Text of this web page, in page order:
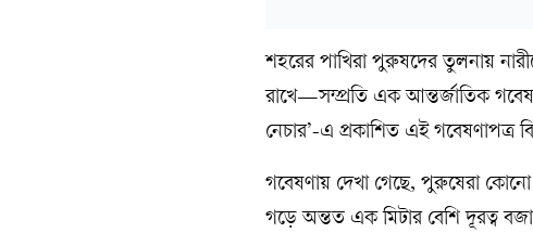
শহরের পাখিরা পুরুষদের তুলনায়
রাখে—সম্প্রতি এক আন্তর্জাতিক
নেচার’-এ প্রকাশিত এই গবেষণাপত্র
গবেষণায় দেখা গেছে, পুরুষেরা কোনো
গড়ে অন্তত এক মিটার বেশি দূরত্ব